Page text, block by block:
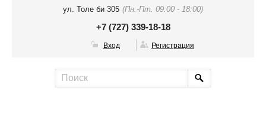
ул. Толе би 305 (Пн.-Пт. 09:00 - 18:00)
+7 (727) 339-18-18
Вход Регистрация